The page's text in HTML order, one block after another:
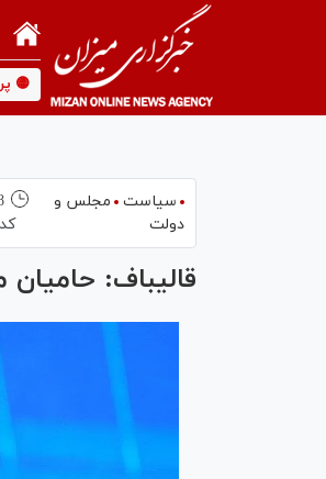
🟡
سیاست
مجلس و
دولت
قالیباف: